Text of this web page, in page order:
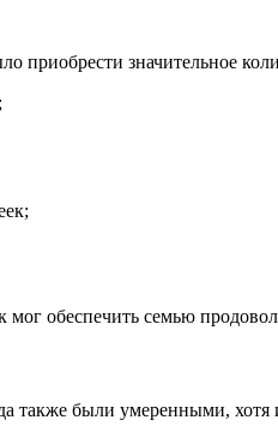
приобрести значительное
мог обеспечить семью
были умеренными, хотя